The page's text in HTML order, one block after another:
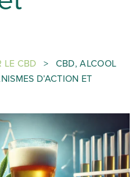
LE CBD >
CBD, ALCOOL
D’ACTION ET